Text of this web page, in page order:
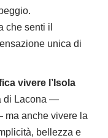
che senti il
unica di
vivere l’Isola
di Lacona —
ma anche vivere la
bellezza e